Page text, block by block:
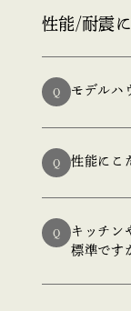
性能/耐震
Q モデルハ
Q 性能にこ
Q
キッチン
標準です